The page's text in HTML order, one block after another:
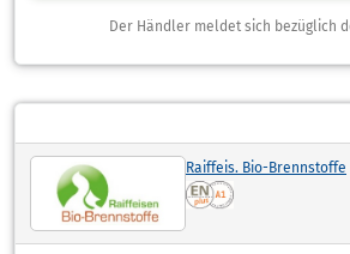
Der Händler meldet sich bezüglich
Raiffeis. Bio-Brennstoffe